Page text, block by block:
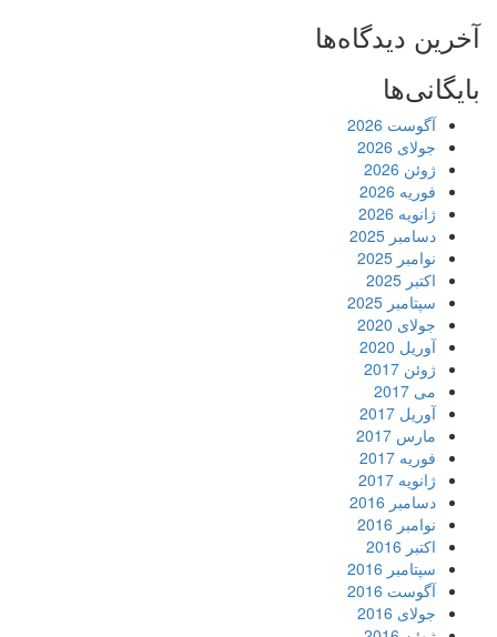
آخرین دیدگاه‌ها
بایگانی‌ها
آگوست 2026
جولای 2026
ژوئن 2026
فوریه 2026
ژانویه 2026
دسامبر 2025
نوامبر 2025
اکتبر 2025
سپتامبر 2025
جولای 2020
آوریل 2020
ژوئن 2017
می 2017
آوریل 2017
مارس 2017
فوریه 2017
ژانویه 2017
دسامبر 2016
نوامبر 2016
اکتبر 2016
سپتامبر 2016
آگوست 2016
جولای 2016